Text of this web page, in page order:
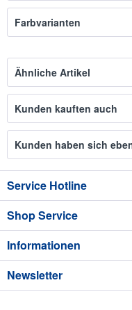
Farbvarianten
Ähnliche Artikel
Kunden kauften auch
Kunden haben sich
Service Hotline
Shop Service
Informationen
Newsletter